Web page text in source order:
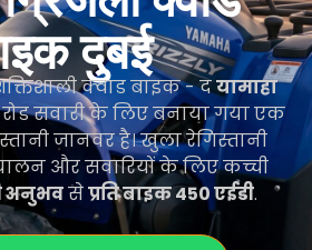
दुबई
क्वाड बाइक - दयामाहा
सवारी के लिए बनाया गया एक
जानवर है। खुला रेगिस्तानी
और सवारियों के लिए कच्ची
अनुभवसेप्रति बाइक 450 एईडी.